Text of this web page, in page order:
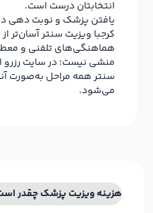
انتخابتان درست است.
یافتن پزشک و نوبت دهی
کرجبا ویزیت سنتر آسان‌تر
هماهنگی‌های تلفنی و
منشی نیست؛ در سایت رزرو
سنتر همه مراحل به‌صورت
می‌شود.
هزینه ویزیت پزشک چقدر